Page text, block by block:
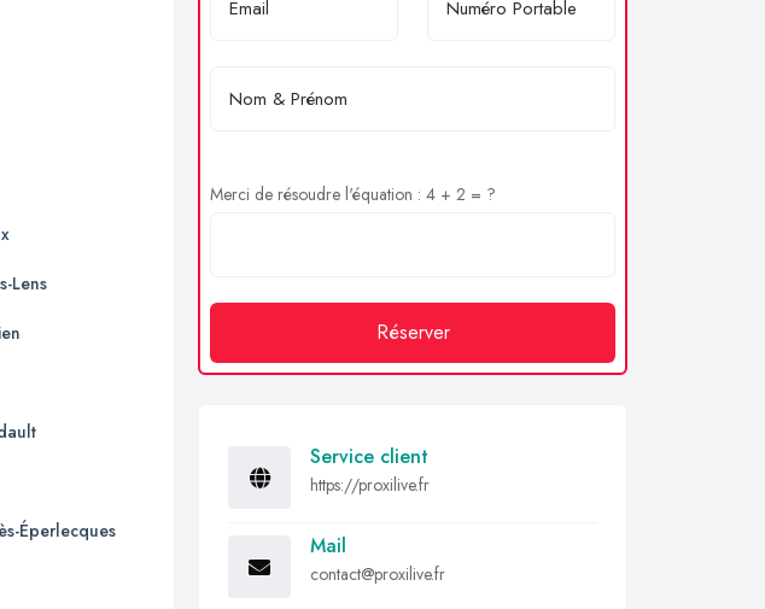
Lens
Éperlecques
Merci de résoudre l'équation : 4 + 2 = ?
Réserver
Service client
https://proxilive.fr
Mail
contact@proxilive.fr